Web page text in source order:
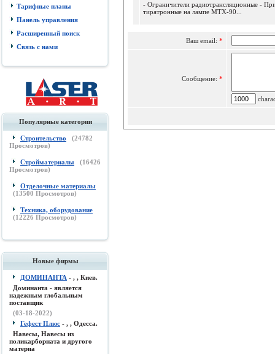
Тарифные планы
Панель управления
Расширенный поиск
Связь с нами
Популярные категории
Строительство (24782
Просмотров)
Стройматериалы (16426
Просмотров)
Отделочные материалы
(13500 Просмотров)
Техника, оборудование
(12226 Просмотров)
Новые фирмы
ДОМИНАНТА - , , Киев.
Доминанта - является
надежным глобальным
поставщик
(03-18-2022)
Гефест Плюс - , , Одесса.
Навесы, Навесы из
поликарборната и другого
материа
- Ограничители радиотрансляционные -
тиратронные на лампе МТХ-90...
Ваш email: *
Сообщение: *